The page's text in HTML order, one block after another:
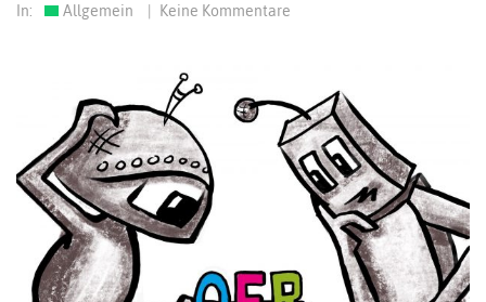
In:
Allgemein Keine Kommentare